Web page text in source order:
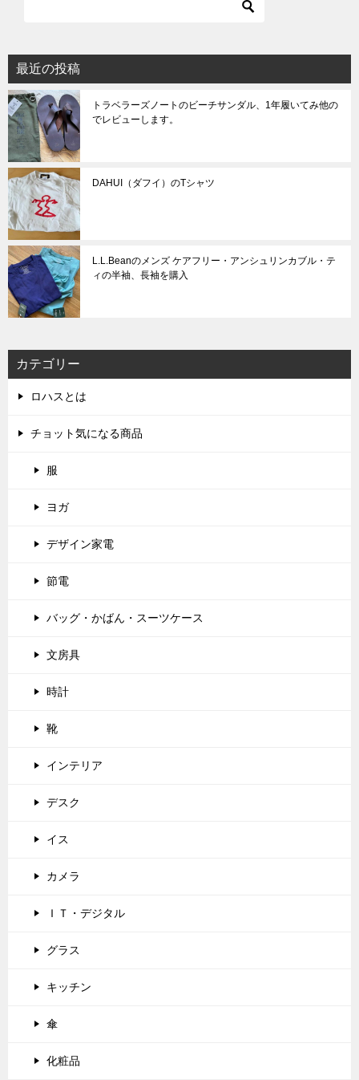
ョ
ン
最近の投稿
トラベラーズノートのビーチサンダル、1年履いてみ他の
でレビューします。
DAHUI（ダフイ）のTシャツ
L.L.Beanのメンズ ケアフリー・アンシュリンカブル・テ
ィの半袖、長袖を購入
カテゴリー
ロハスとは
チョット気になる商品
服
ヨガ
デザイン家電
節電
バッグ・かばん・スーツケース
文房具
時計
靴
インテリア
デスク
イス
カメラ
ＩＴ・デジタル
グラス
キッチン
傘
化粧品